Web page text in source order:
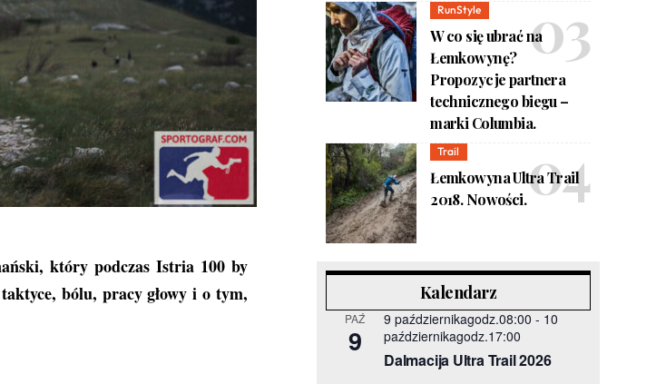
który podczas Istria 100 by
bólu, pracy głowy i o tym,
RunStyle
W co się ubrać na
Łemkowynę?
Propozycje partnera
technicznego biegu –
marki Columbia.
Trail
Łemkowyna Ultra Trail
2018. Nowości.
Kalendarz
PAŹ
9
9 październikagodz.08:00 - 10
październikagodz.17:00
Dalmacija Ultra Trail 2026